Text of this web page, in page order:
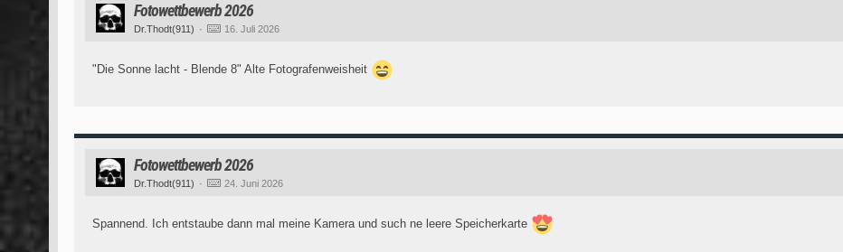
Fotowettbewerb 2026
Dr.Thodt(911) 16. Juli 2026
"Die Sonne lacht - Blende 8" Alte Fotografenweisheit
Fotowettbewerb 2026
Dr.Thodt(911) 24. Juni 2026
Spannend. Ich entstaube dann mal meine Kamera und such ne leere Speicherkarte